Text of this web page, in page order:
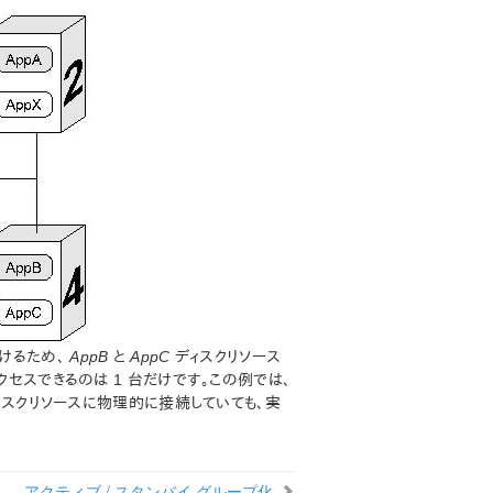
るため、AppB とAppC ディスクリソース
スできるのは 1 台だけです。この例では、
スクリソースに物理的に接続していても、実